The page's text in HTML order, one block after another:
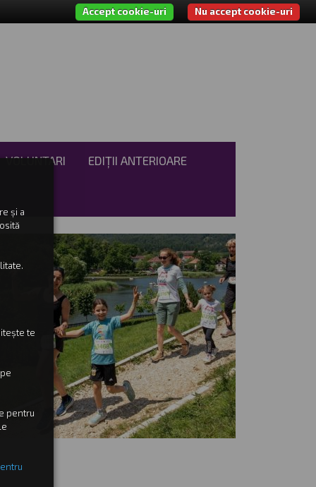
VOLUNTARI EDIȚII ANTERIOARE
și a
te
pentru
Nu accept cookie-uri
Accept cookie-uri